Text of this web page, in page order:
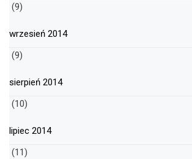
(9)
wrzesień 2014
(9)
sierpień 2014
(10)
lipiec 2014
(11)